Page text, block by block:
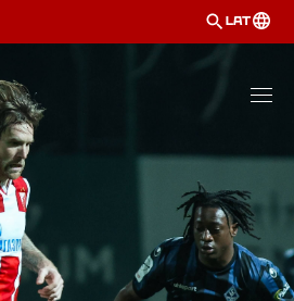
LAT